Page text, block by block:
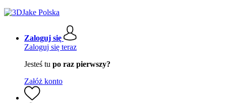
Zaloguj się
Zaloguj się teraz
Jesteś tu po raz pierwszy?
Załóż konto